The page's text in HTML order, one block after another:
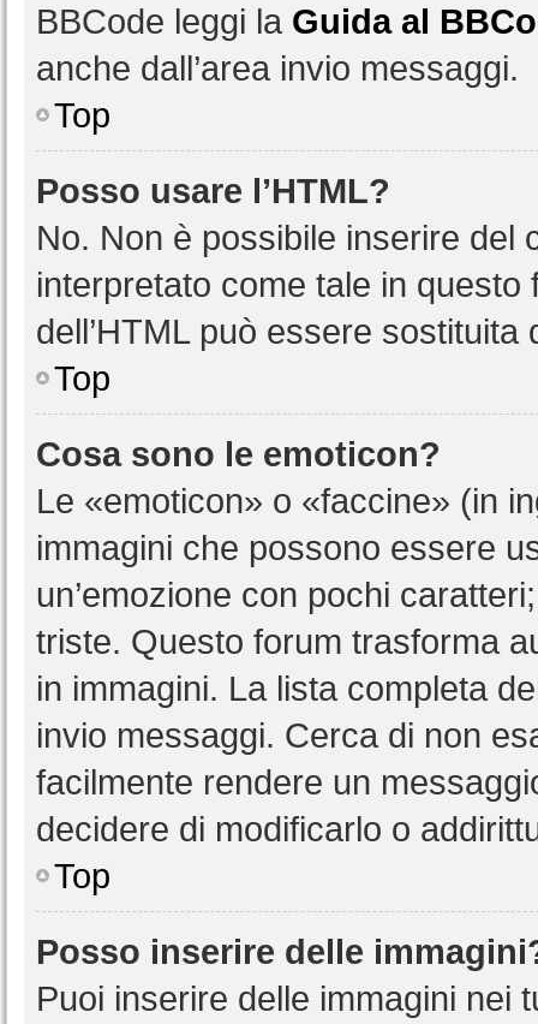
BBCode leggi la Guida al
anche dall’area invio messaggi.
Top
Posso usare l’HTML?
No. Non è possibile inserire del
interpretato come tale in
dell’HTML può essere sostituita
Top
Cosa sono le emoticon?
Le «emoticon» o «faccine» (in
immagini che possono essere
un’emozione con pochi
triste. Questo forum trasforma
in immagini. La lista completa
invio messaggi. Cerca di non
facilmente rendere un
decidere di modificarlo o
Top
Posso inserire delle
Puoi inserire delle immagini nei